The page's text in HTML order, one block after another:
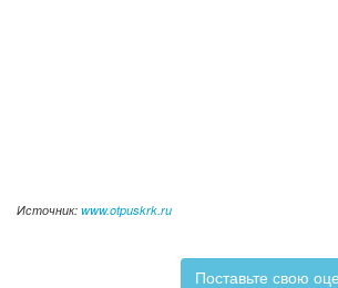
Источник: www.otpuskrk.ru
Поставьте свою